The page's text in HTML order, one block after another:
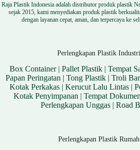
Raja Plastik Indonesia adalah distributor produk plastik
sejak 2015, kami menyediakan produk plastik
dengan layanan cepat, aman, dan terpercaya ke
Perlengkapan Plastik Industri
Box Container| Pallet Plastik| Tempat
Papan Peringatan |Tong Plastik |Troli
Kotak Perkakas| Kerucut Lalu Lintas|
Kotak Penyimpanan | Tempat Dokumen
Perlengkapan Unggas |Road
Perlengkapan Plastik Rumah